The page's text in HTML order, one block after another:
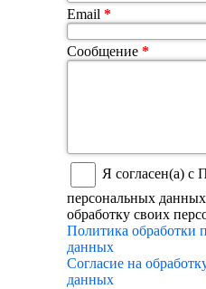
Email *
Сообщение *
Я согласен(а) с
персональных
обработку своих
Политика обработки
данных
Согласие на
данных